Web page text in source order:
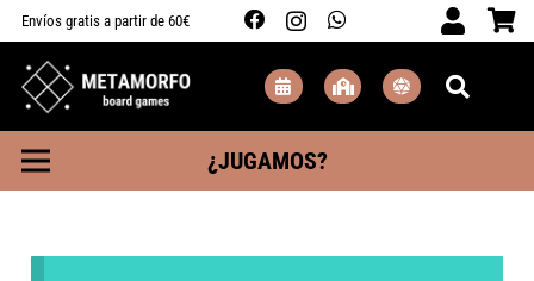
Envíos gratis a partir de 60€
¿JUGAMOS?